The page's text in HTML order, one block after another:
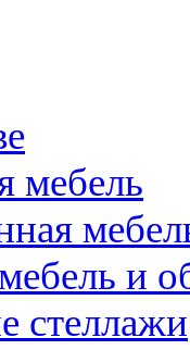
мебель
и
стеллажи